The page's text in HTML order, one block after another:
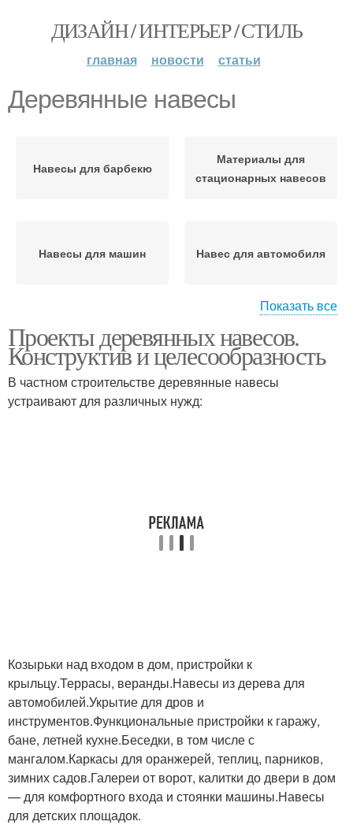
ДИЗАЙН / ИНТЕРЬЕР / СТИЛЬ
главная новости статьи
Деревянные навесы
Навесы для барбекю
Материалы для
стационарных навесов
Навесы для машин Навес для автомобиля
Деревянный навес Навес к дому
Показать все
Проекты деревянных навесов.
Конструктив и целесообразность
В частном строительстве деревянные навесы
устраивают для различных нужд:
Козырьки над входом в дом, пристройки к
крыльцу.Террасы, веранды.Навесы из дерева для
автомобилей.Укрытие для дров и
инструментов.Функциональные пристройки к гаражу,
бане, летней кухне.Беседки, в том числе с
мангалом.Каркасы для оранжерей, теплиц, парников,
зимних садов.Галереи от ворот, калитки до двери в дом
— для комфортного входа и стоянки машины.Навесы
для детских площадок.